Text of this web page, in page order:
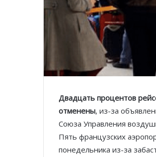
Двадцать процентов
отменены, из-за
Союза Управления
Пять французских
понедельника из-за